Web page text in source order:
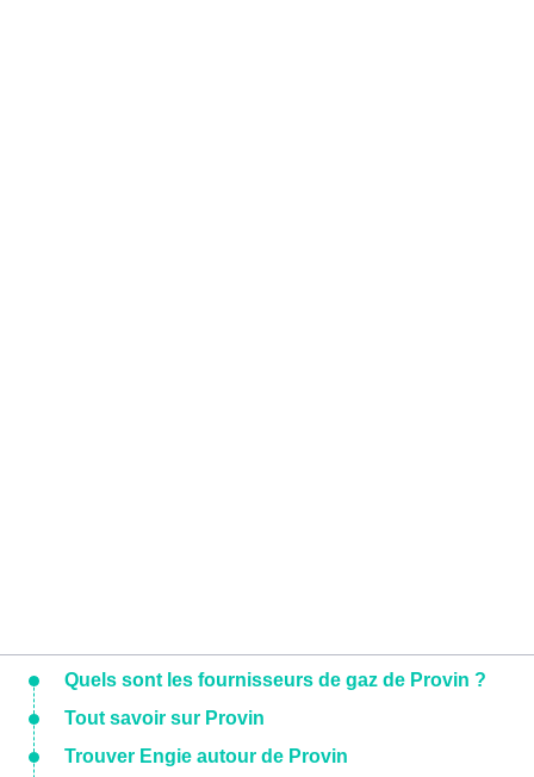
Quels sont les fournisseurs de gaz de Provin ?
Tout savoir sur Provin
Trouver Engie autour de Provin